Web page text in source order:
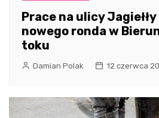
Prace na ulicy
nowego ronda w
toku
Damian Polak 12 czerwca